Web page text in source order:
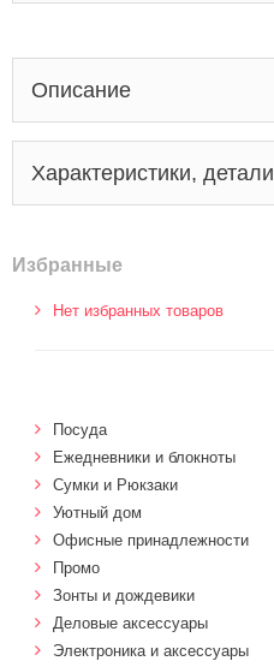
Описание
Характеристики, детали
Избранные
Нет избранных товаров
Посуда
Ежедневники и блокноты
Сумки и Рюкзаки
Уютный дом
Офисные принадлежности
Промо
Зонты и дождевики
Деловые аксессуары
Электроника и аксессуары